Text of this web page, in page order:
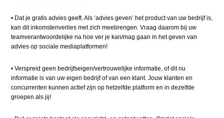
• Dat je gratis advies geeft. Als ‘advies geven’ het product van uw bedrijf is,
kan dit inkomstenverlies met zich meebrengen. Vraag daarom bij uw
teamverantwoordelijke na hoe ver je kan/mag gaan in het geven van
advies op sociale mediaplatformen!
• ​Verspreid geen bedrijfseigen/vertrouwelijke informatie, of dit nu
informatie is van uw eigen bedrijf of van een klant. Jouw klanten en
concurrenten kunnen actief zijn op hetzelfde platform en in dezelfde
groepen als jij!